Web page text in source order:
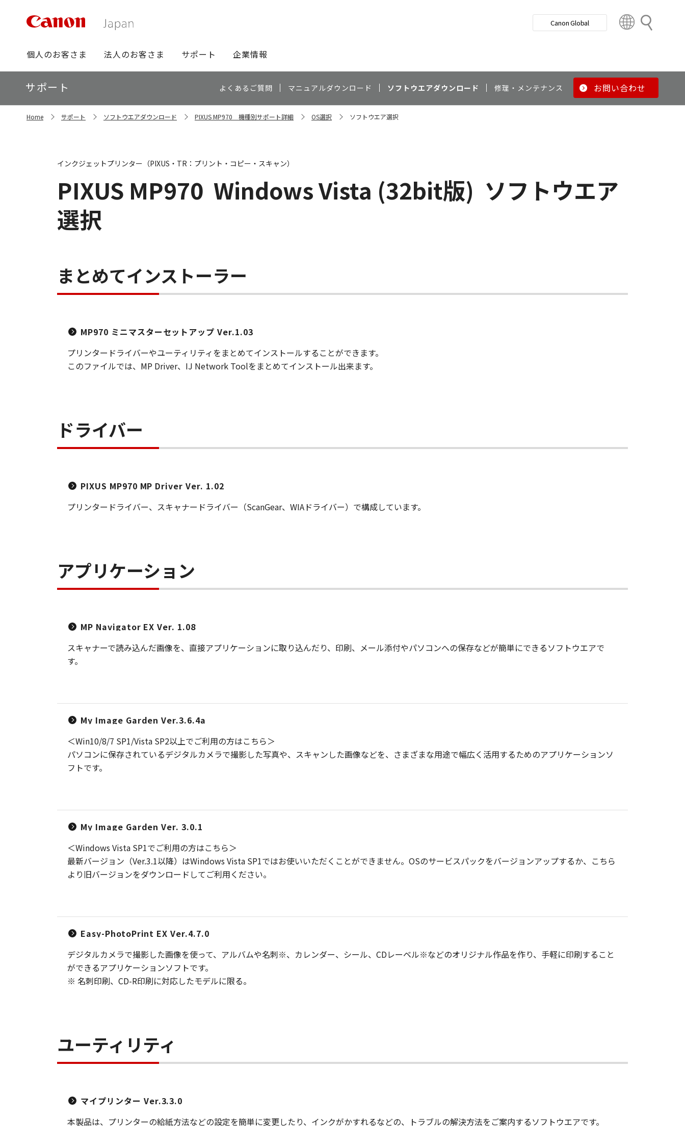
検
グ
ロ
ー
バ
ビ
個人のお客さま 法人のお客さま サポート 企業情報
Canon Global
t
y
ロ
ー
カ
ル
サポート よくあるご質問 マニュアルダウンロード ソフトウエアダウンロード 修理・メンテナンス お問い合わせ
Home サポート ソフトウエアダウンロード PIXUS MP970 機種別サポート詳細 OS選択 ソフトウエア選択
PIXUS MP970 Windows Vista (32bit版) ソフトウエア
選択
インクジェットプリンター（PIXUS・TR：プリント・コピー・スキャン）
まとめてインストーラー
MP970 ミニマスターセットアップ Ver.1.03
プリンタードライバーやユーティリティをまとめてインストールすることができます。
このファイルでは、MP Driver、IJ Network Toolをまとめてインストール出来ます。
ドライバー
PIXUS MP970 MP Driver Ver. 1.02
プリンタードライバー、スキャナードライバー（ScanGear、WIAドライバー）で構成しています。
アプリケーション
MP Navigator EX Ver. 1.08
スキャナーで読み込んだ画像を、直接アプリケーションに取り込んだり、印刷、メール添付やパソコンへの保存などが簡単にできるソフトウエアで
す。
My Image Garden Ver.3.6.4a
＜Win10/8/7 SP1/Vista SP2以上でご利用の方はこちら＞
パソコンに保存されているデジタルカメラで撮影した写真や、スキャンした画像などを、さまざまな用途で幅広く活用するためのアプリケーションソ
フトです。
My Image Garden Ver. 3.0.1
＜Windows Vista SP1でご利用の方はこちら＞
最新バージョン（Ver.3.1以降）はWindows Vista SP1ではお使いいただくことができません。OSのサービスパックをバージョンアップするか、こちら
より旧バージョンをダウンロードしてご利用ください。
Easy-PhotoPrint EX Ver.4.7.0
デジタルカメラで撮影した画像を使って、アルバムや名刺※、カレンダー、シール、CDレーベル※などのオリジナル作品を作り、手軽に印刷すること
ができるアプリケーションソフトです。
※ 名刺印刷、CD-R印刷に対応したモデルに限る。
ユーティリティ
マイプリンター Ver.3.3.0
本製品は、プリンターの給紙方法などの設定を簡単に変更したり、インクがかすれるなどの、トラブルの解決方法をご案内するソフトウエアです。